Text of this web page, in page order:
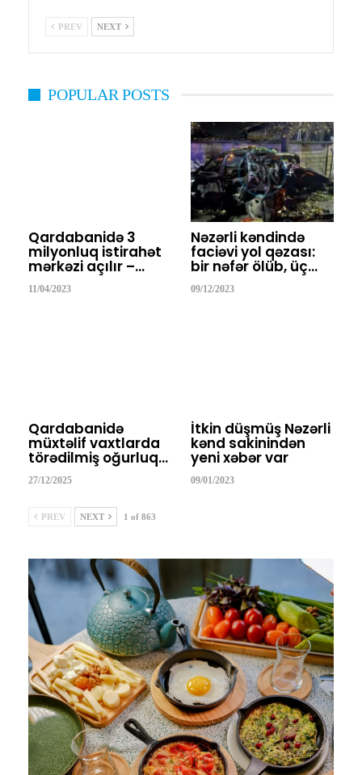
PREV NEXT
POPULAR POSTS
Qardabanidə 3
milyonluq istirahət
mərkəzi açılır –…
11/04/2023
Nəzərli kəndində
faciəvi yol qəzası:
bir nəfər ölüb, üç…
09/12/2023
Qardabanidə
müxtəlif vaxtlarda
törədilmiş oğurluq…
27/12/2025
İtkin düşmüş Nəzərli
kənd sakinindən
yeni xəbər var
09/01/2023
PREV NEXT 1 of 863